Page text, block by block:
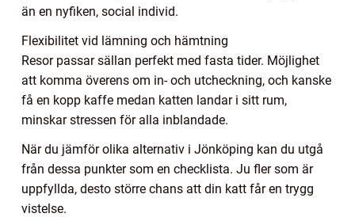
än en nyfiken, social individ.
Flexibilitet vid lämning och hämtning
Resor passar sällan perfekt med fasta tider. Möjlighet
att komma överens om in- och utcheckning, och kanske
få en kopp kaffe medan katten landar i sitt rum,
minskar stressen för alla inblandade.
När du jämför olika alternativ i Jönköping kan du utgå
från dessa punkter som en checklista. Ju fler som är
uppfyllda, desto större chans att din katt får en trygg
vistelse.